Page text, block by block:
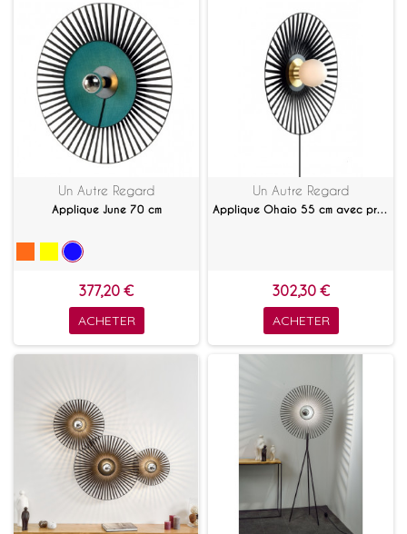
Un Autre Regard
Applique June 70 cm
377,20 €
ACHETER
Un Autre Regard
Applique Ohaio 55 cm avec prise
302,30 €
ACHETER